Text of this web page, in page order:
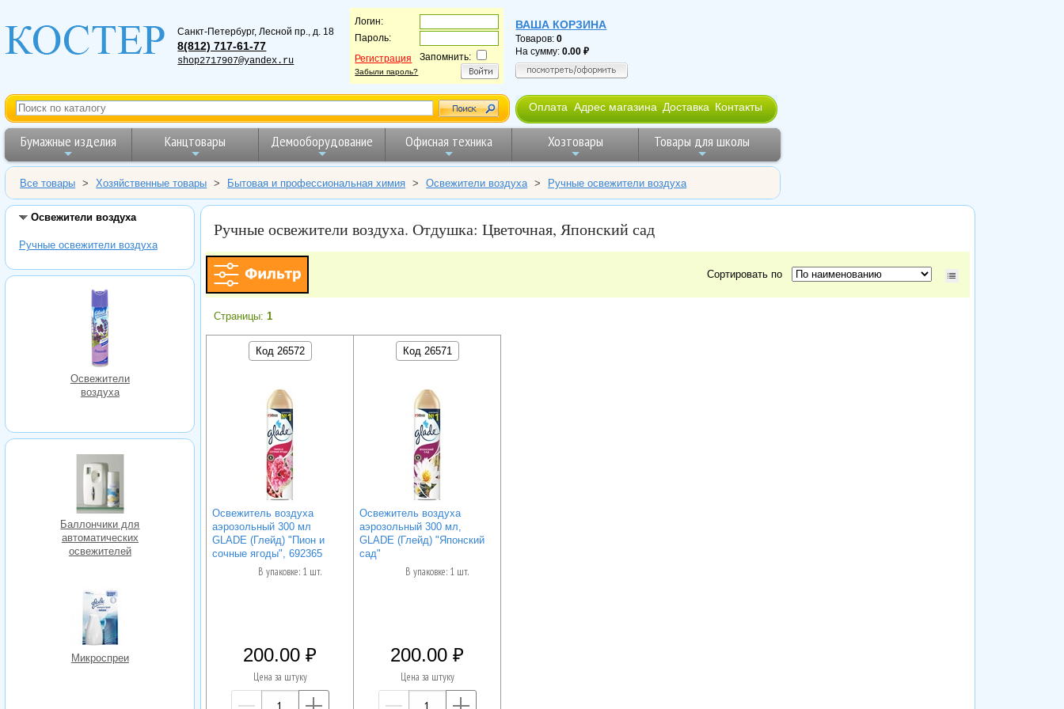
Санкт-Петербург, Лесной пр., д. 18
8(812) 717-61-77
shop2717907@yandex.ru
Логин:
Пароль:
Регистрация
Забыли пароль?
Запомнить:
ВАША КОРЗИНА
Товаров:0
На сумму:0.00
Оплата Адрес магазина Доставка Контакты
Бумажные изделия Канцтовары Демооборудование Офисная техника Хозтовары Товары для школы
Все товары > Хозяйственные товары > Бытовая и профессиональная химия > Освежители воздуха > Ручные освежители воздуха
Освежители воздуха
Ручные освежители воздуха
Освежители
воздуха
Баллончики для
автоматических
освежителей
Микроспреи
Ручные освежители воздуха. Отдушка: Цветочная, Японский сад
Сортировать по
Страницы:1
Код 26572
Освежитель воздуха
аэрозольный 300 мл
GLADE (Глейд) "Пион и
сочные ягоды", 692365
В упаковке: 1 шт.
200.00
Цена за штуку
—
Код 26571
Освежитель воздуха
аэрозольный 300 мл,
GLADE (Глейд) "Японский
сад"
В упаковке: 1 шт.
200.00
Цена за штуку
—